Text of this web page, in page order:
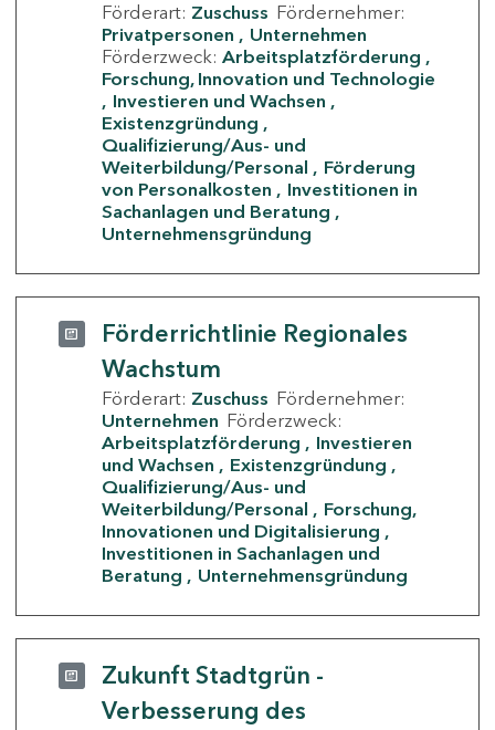
Förderart: Zuschuss Fördernehmer:
Privatpersonen
Unternehmen
Förderzweck: Arbeitsplatzförderung
Forschung, Innovation und Technologie
Investieren und Wachsen
Existenzgründung
Qualifizierung/Aus- und
Weiterbildung/Personal
Förderung
von Personalkosten
Investitionen in
Sachanlagen und Beratung
Unternehmensgründung
Förderrichtlinie Regionales
Wachstum
Förderart: Zuschuss Fördernehmer:
Unternehmen Förderzweck:
Arbeitsplatzförderung
Investieren
und Wachsen
Existenzgründung
Qualifizierung/Aus- und
Weiterbildung/Personal
Forschung,
Innovationen und Digitalisierung
Investitionen in Sachanlagen und
Beratung
Unternehmensgründung
Zukunft Stadtgrün -
Verbesserung des